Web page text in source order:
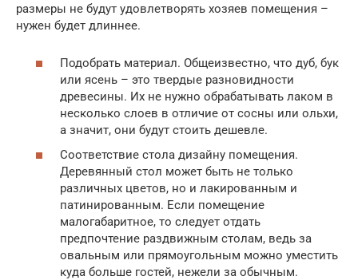
размеры не будут удовлетворять хозяев помещения –
нужен будет длиннее.
Подобрать материал. Общеизвестно, что дуб, бук
или ясень – это твердые разновидности
древесины. Их не нужно обрабатывать лаком в
несколько слоев в отличие от сосны или ольхи,
а значит, они будут стоить дешевле.
Соответствие стола дизайну помещения.
Деревянный стол может быть не только
различных цветов, но и лакированным и
патинированным. Если помещение
малогабаритное, то следует отдать
предпочтение раздвижным столам, ведь за
овальным или прямоугольным можно уместить
куда больше гостей, нежели за обычным.